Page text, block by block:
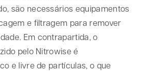
são necessários equipamentos
e filtragem para remover
Em contrapartida, o
pelo Nitrowise é
e livre de partículas, o que